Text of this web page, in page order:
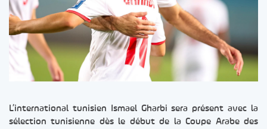
L’international tunisien Ismael Gharbi sera présent avec la
sélection tunisienne dès le début de la Coupe Arabe des